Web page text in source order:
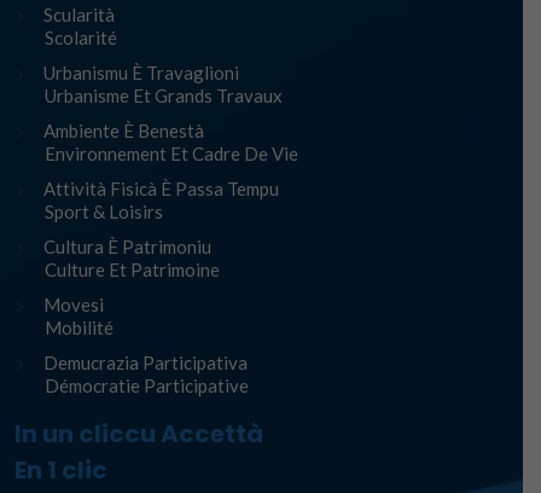
Scularità
Scolarité
Urbanismu È Travaglioni
Urbanisme Et Grands Travaux
Ambiente È Benestà
Environnement Et Cadre De Vie
Attività Fisicà È Passa Tempu
Sport & Loisirs
Cultura È Patrimoniu
Culture Et Patrimoine
Movesi
Mobilité
Demucrazia Participativa
Démocratie Participative
In un cliccu Accettà
En 1 clic